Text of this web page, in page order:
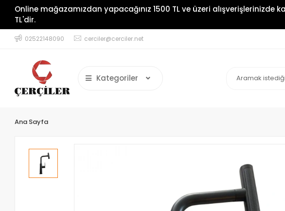
Online mağazamızdan yapacağınız 1500 TL ve üzeri
TL'dir.
02522148090 cerciler@cerciler.net
Kategoriler
Ana Sayfa